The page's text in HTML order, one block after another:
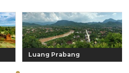
Luang Prabang